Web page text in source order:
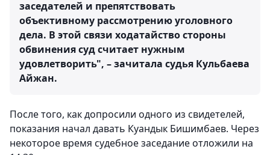
заседателей и препятствовать
объективному рассмотрению уголовного
дела. В этой связи ходатайство стороны
обвинения суд считает нужным
удовлетворить", – зачитала судья Кульбаева
Айжан.
После того, как допросили одного из свидетелей,
показания начал давать Куандык Бишимбаев. Через
некоторое время судебное заседание отложили на